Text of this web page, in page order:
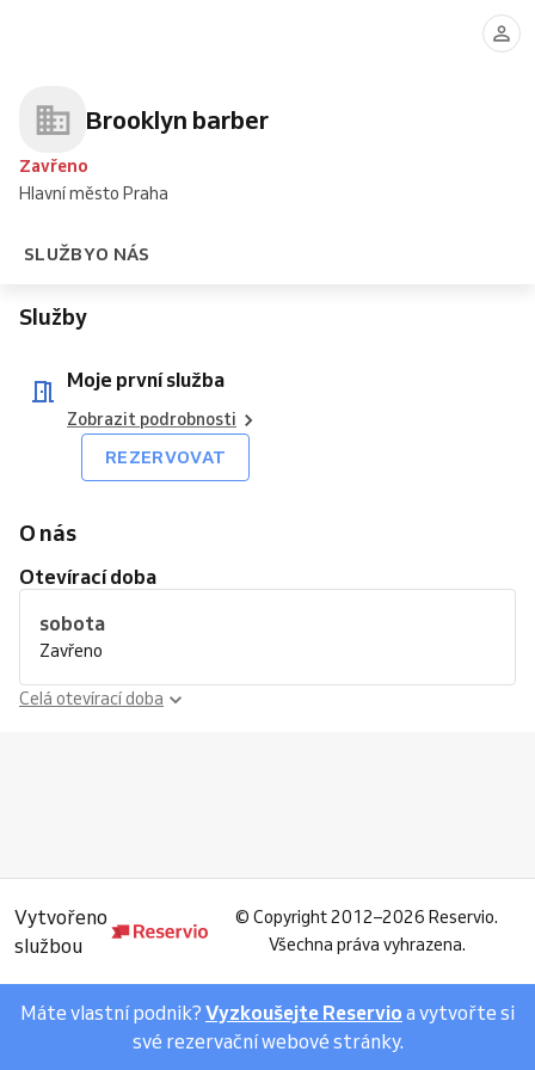
Brooklyn barber
Zavřeno
Hlavní město Praha
SLUŽBYO NÁS
Služby
Moje první služba
Zobrazit podrobnosti
REZERVOVAT
O nás
Otevírací doba
sobota
Zavřeno
Celá otevírací doba
Vytvořeno
službou
© Copyright 2012–2026 Reservio.
Všechna práva vyhrazena.
Máte vlastní podnik? Vyzkoušejte Reservio a vytvořte si
své rezervační webové stránky.